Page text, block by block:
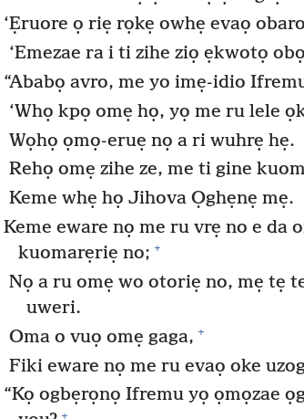
‘Ẹruore ọ riẹ rọkẹ owhẹ evaọ
‘Emezae ra i ti zihe ziọ ẹkwotọ
“Ababọ avro, me yo imẹ-idio
‘Whọ kpọ omẹ họ, yọ me ru lele
Wọhọ ọmọ-eruẹ nọ a ri wuhrẹ hẹ.
Rehọ omẹ zihe ze, me ti gine
Keme whẹ họ Jihova Ọghẹnẹ mẹ.
Keme eware nọ me ru vrẹ no e da
kuomarẹriẹ no; +
Nọ a ru omẹ wo otoriẹ no, mẹ tẹ
uweri.
Oma o vuọ omẹ gaga, +
Fiki eware nọ me ru evaọ oke
“Kọ ogbẹrọnọ Ifremu yọ ọmọzae
+